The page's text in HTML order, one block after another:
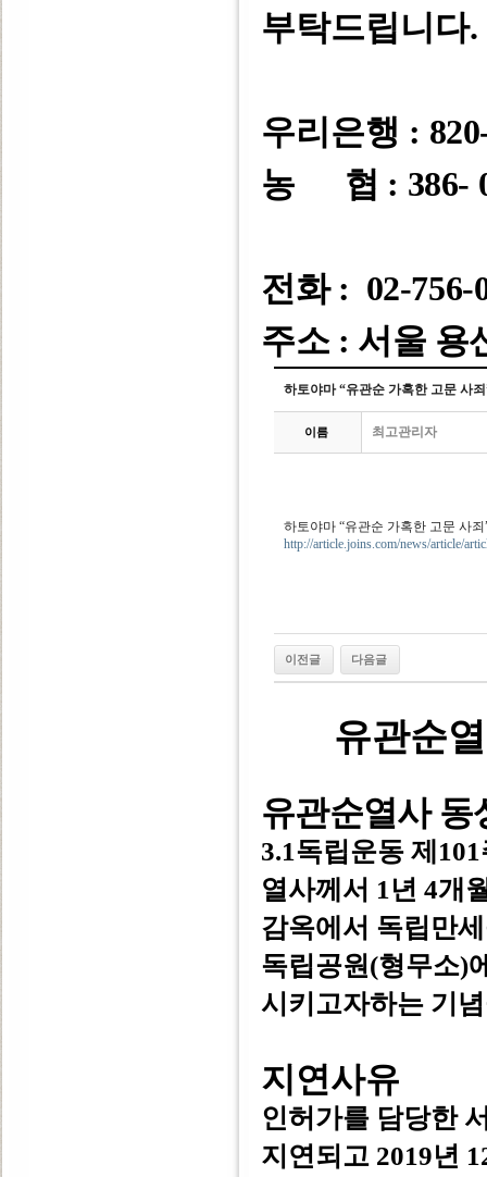
부탁드립니다.
우리은행 :
농 협 : 386-
전화 : 02-756-
주소 : 서울 용
하토야마 “유관순 가혹한 고문 사
이름 최고관리자
하토야마 “유관순 가혹한 고문 사죄
http://article.joins.com/news/article/
이전글 다음글
유관순
유관순열사 동
3.1독립운동 제
열사께서 1년 4개
감옥에서 독립만
독립공원(형무소)
시키고자하는 기
지연사유
인허가를 담당한
지연되고 2019년